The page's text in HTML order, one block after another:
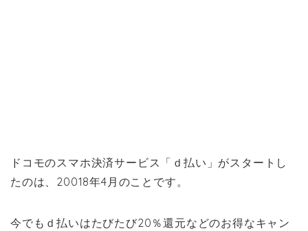
ドコモのスマホ決済サービス「ｄ払い」がスタートし
たのは、20018年4月のことです。
今でもｄ払いはたびたび20％還元などのお得なキャン